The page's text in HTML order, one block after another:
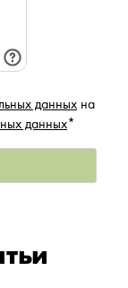
данных на
данных*